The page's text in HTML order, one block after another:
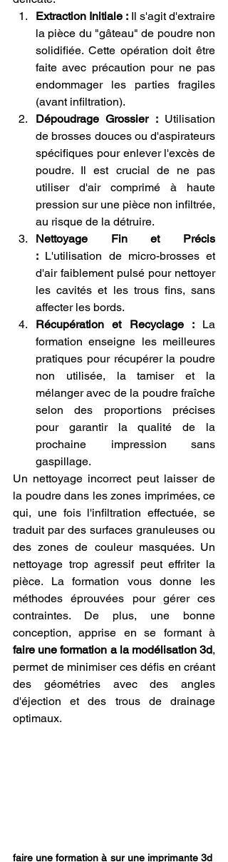
Extraction Initiale : Il s'agit d'extraire
la pièce du "gâteau" de poudre non
solidifiée. Cette opération doit être
faite avec précaution pour ne pas
endommager les parties fragiles
(avant infiltration).
Dépoudrage Grossier : Utilisation
de brosses douces ou d'aspirateurs
spécifiques pour enlever l'excès de
poudre. Il est crucial de ne pas
utiliser d'air comprimé à haute
pression sur une pièce non infiltrée,
au risque de la détruire.
Nettoyage Fin et Précis
: L'utilisation de micro-brosses et
d'air faiblement pulsé pour nettoyer
les cavités et les trous fins, sans
affecter les bords.
Récupération et Recyclage : La
formation enseigne les meilleures
pratiques pour récupérer la poudre
non utilisée, la tamiser et la
mélanger avec de la poudre fraîche
selon des proportions précises
pour garantir la qualité de la
prochaine impression sans
gaspillage.
Un nettoyage incorrect peut laisser de
la poudre dans les zones imprimées, ce
qui, une fois l'infiltration effectuée, se
traduit par des surfaces granuleuses ou
des zones de couleur masquées. Un
nettoyage trop agressif peut effriter la
pièce. La formation vous donne les
méthodes éprouvées pour gérer ces
contraintes. De plus, une bonne
faire une formation a la modélisation 3d,
permet de minimiser ces défis en créant
des géométries avec des angles
d'éjection et des trous de drainage
optimaux.
faire une formation à sur une imprimante 3d